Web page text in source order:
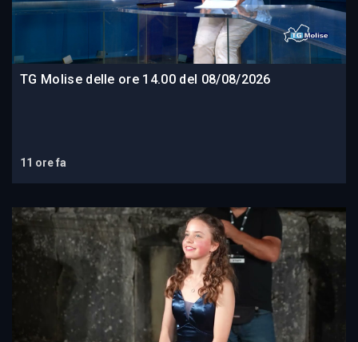
TG Molise delle ore 14.00 del 08/08/2026
11 ore fa